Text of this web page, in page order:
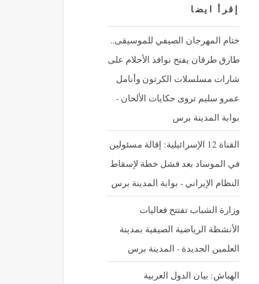
إقرأ ايضا
ختام المهرجان الصيفي للموسيقى..
طارق طرقان يفتح نوافذ الأحلام على
شارات مسلسلات الكرتون وأنامل
عمرو سليم تروى حكايات الألحان -
بوابة المدينة برس
القناة 12 الإسرائيلية: إقالة مسئولين
في الموساد بعد فشل خطة لإسقاط
النظام الإيراني - بوابة المدينة برس
وزارة الشباب تفتتح فعاليات
الأنشطة الرياضية الصيفية بمدينة
العلمين الجديدة - المدينة برس
الهباش: بيان الدول العربية